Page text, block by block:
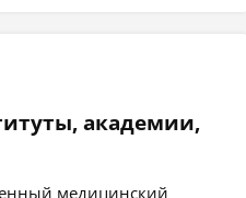
академии,
медицинский